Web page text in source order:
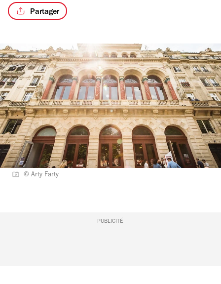
Partager
© Arty Farty
PUBLICITÉ